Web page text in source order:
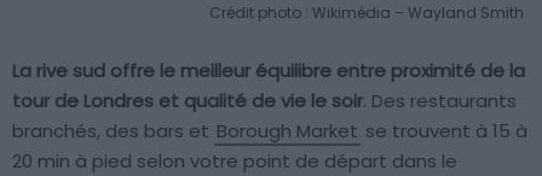
Crédit photo : Wikimédia – Wayland Smith
La rive sud offre le meilleur équilibre entre proximité de la
tour de Londres et qualité de vie le soir. Des restaurants
branchés, des bars et Borough Market se trouvent à 15 à
20 min à pied selon votre point de départ dans le